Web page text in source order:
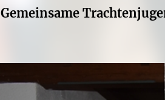
Gemeinsame